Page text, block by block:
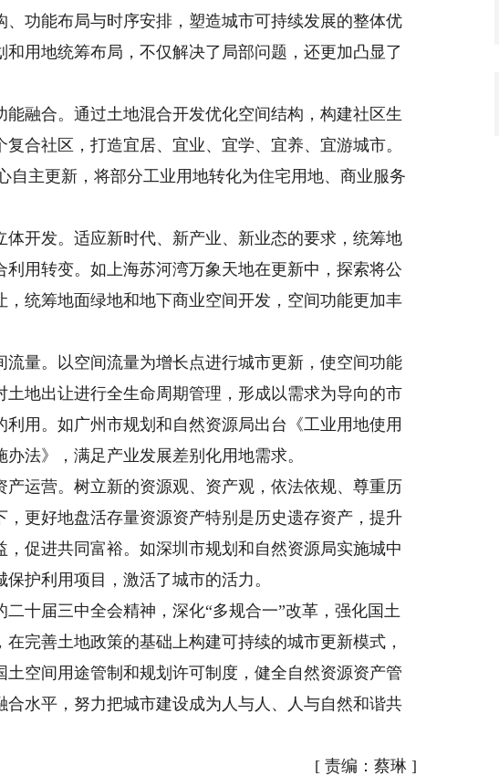
功能布局与时序安排，塑造城市可持续发展的整体优
用地统筹布局，不仅解决了局部问题，还更加凸显了
融合。通过土地混合开发优化空间结构，构建社区生
合社区，打造宜居、宜业、宜学、宜养、宜游城市。
自主更新，将部分工业用地转化为住宅用地、商业服务
开发。适应新时代、新产业、新业态的要求，统筹地
用转变。如上海苏河湾万象天地在更新中，探索将公
统筹地面绿地和地下商业空间开发，空间功能更加丰
量。以空间流量为增长点进行城市更新，使空间功能
地出让进行全生命周期管理，形成以需求为导向的市
用。如广州市规划和自然资源局出台《工业用地使用
法》，满足产业发展差别化用地需求。
运营。树立新的资源观、资产观，依法依规、尊重历
更好地盘活存量资源资产特别是历史遗存资产，提升
促进共同富裕。如深圳市规划和自然资源局实施城中
护利用项目，激活了城市的活力。
届三中全会精神，深化“多规合一”改革，强化国土
完善土地政策的基础上构建可持续的城市更新模式，
空间用途管制和规划许可制度，健全自然资源资产管
水平，努力把城市建设成为人与人、人与自然和谐共
[ 责编：蔡琳]